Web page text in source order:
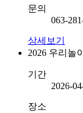
문의
063-
상세보기
2026 우리놀
기간
2026-
장소